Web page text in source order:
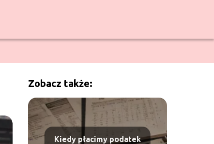
Zobacz także:
Kiedy płacimy podatek